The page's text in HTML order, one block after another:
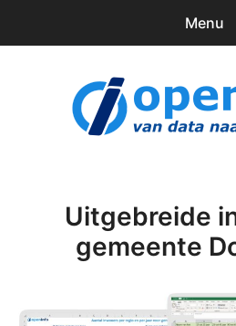
Menu
Downloads
Uitgebreide
gemeente